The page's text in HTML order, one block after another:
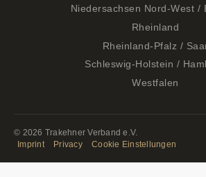
Niedersachsen Nord-West /
Rheinland
Rheinland-Pfalz /
Schleswig-Holstein /
Westfalen
© 2026 Trakehner Verband e.V.
Imprint
Privacy Cookie Einstellungen